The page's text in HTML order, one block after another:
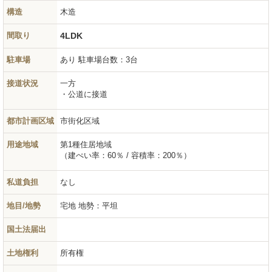
構造 木造
間取り 4LDK
駐車場 あり 駐車場台数：3台
接道状況
一方
公道に接道
都市計画区域 市街化区域
用途地域
第1種住居地域
（建ぺい率：60％ / 容積率：200％）
私道負担 なし
地目/地勢 宅地 地勢：平坦
国土法届出
土地権利 所有権